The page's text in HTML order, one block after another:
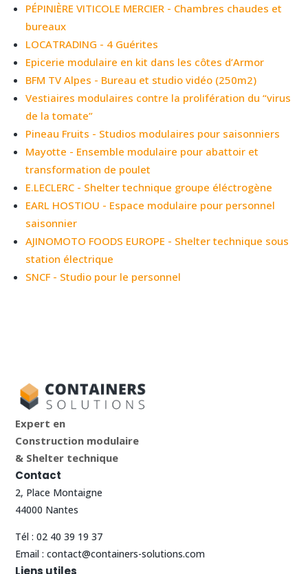
PÉPINIÈRE VITICOLE MERCIER - Chambres chaudes et
bureaux
LOCATRADING - 4 Guérites
Epicerie modulaire en kit dans les côtes d’Armor
BFM TV Alpes - Bureau et studio vidéo (250m2)
Vestiaires modulaires contre la prolifération du “virus
de la tomate”
Pineau Fruits - Studios modulaires pour saisonniers
Mayotte - Ensemble modulaire pour abattoir et
transformation de poulet
E.LECLERC - Shelter technique groupe éléctrogène
EARL HOSTIOU - Espace modulaire pour personnel
saisonnier
AJINOMOTO FOODS EUROPE - Shelter technique sous
station électrique
SNCF - Studio pour le personnel
Expert en
Construction modulaire
& Shelter technique
Contact
2, Place Montaigne
44000 Nantes
Tél :02 40 39 19 37
Email :contact@containers-solutions.com
Liens utiles